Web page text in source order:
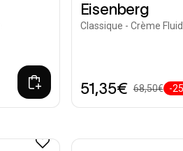
Eisenberg
Classique - Crème
51,35€ 68,50€ -